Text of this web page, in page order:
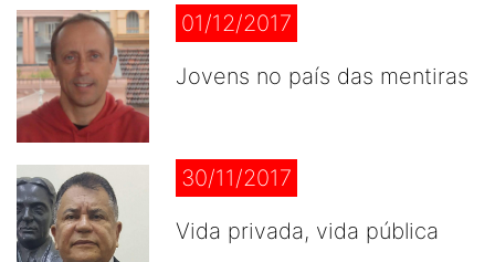
01/12/2017
Jovens no país das mentiras
30/11/2017
Vida privada, vida pública